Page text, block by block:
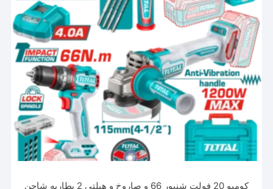
كومبو 20 فولت شنيور 66 و صاروخ و هيلتى 2 بطاريه شاحن